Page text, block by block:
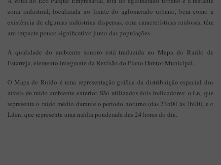
zona industrial, localizada no limite do aglomerado urbano, bem como a
existência de algumas indústrias dispersas, com características ruidosas, têm
um impacte pouco significativo junto das populações.
A qualidade do ambiente sonoro está traduzida no Mapa do Ruído de
Estarreja, elemento integrante da Revisão do Plano Diretor Municipal.
O Mapa de Ruído é uma representação gráfica da distribuição espacial dos
níveis de ruído ambiente exterior. São utilizados dois indicadores: o Ln, que
representa o ruído médio durante o período noturno (das 23h00 às 7h00), e o
Lden, que representa uma média ponderada das 24 horas do dia.